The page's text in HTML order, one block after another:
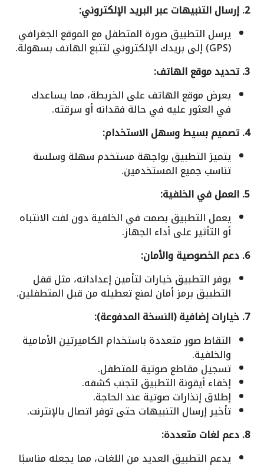
2. إرسال التنبيهات عبر البريد الإلكتروني:
يرسل التطبيق صورة المتطفل مع الموقع الجغرافي
(GPS) إلى بريدك الإلكتروني لتتبع الهاتف بسهولة.
3. تحديد موقع الهاتف:
يعرض موقع الهاتف على الخريطة، مما يساعدك
في العثور عليه في حالة فقدانه أو سرقته.
4. تصميم بسيط وسهل الاستخدام:
يتميز التطبيق بواجهة مستخدم سهلة وسلسة
تناسب جميع المستخدمين.
5. العمل في الخلفية:
يعمل التطبيق بصمت في الخلفية دون لفت الانتباه
أو التأثير على أداء الجهاز.
6. دعم الخصوصية والأمان:
يوفر التطبيق خيارات لتأمين إعداداته، مثل قفل
التطبيق برمز أمان لمنع تعطيله من قبل المتطفلين.
7. خيارات إضافية (النسخة المدفوعة):
التقاط صور متعددة باستخدام الكاميرتين الأمامية
والخلفية.
تسجيل مقاطع صوتية للمتطفل.
إخفاء أيقونة التطبيق لتجنب كشفه.
إطلاق إنذارات صوتية عند الحاجة.
تأخير إرسال التنبيهات حتى توفر اتصال بالإنترنت.
8. دعم لغات متعددة:
يدعم التطبيق العديد من اللغات، مما يجعله مناسبًا